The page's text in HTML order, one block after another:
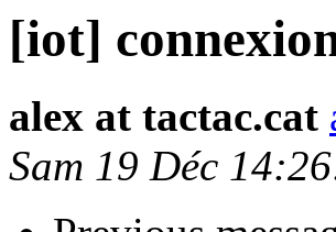
[iot]
alex at tactac.cat
Sam 19 Déc